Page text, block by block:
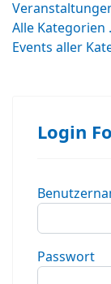
Alle Kategorien
Events aller
Login
Passwort